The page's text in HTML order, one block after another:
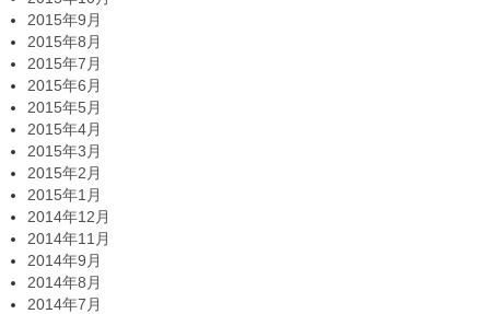
2015年9月
2015年8月
2015年7月
2015年6月
2015年5月
2015年4月
2015年3月
2015年2月
2015年1月
2014年12月
2014年11月
2014年9月
2014年8月
2014年7月